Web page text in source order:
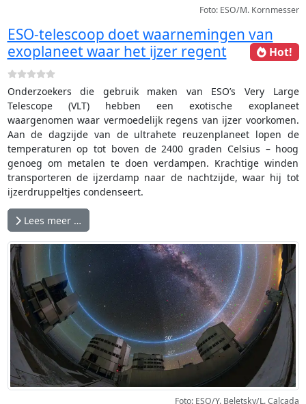
Foto: ESO/M. Kornmesser
ESO-telescoop doet waarnemingen van
exoplaneet waar het ijzer regent
Hot!
Onderzoekers die gebruik maken van ESO’s Very Large
Telescope (VLT) hebben een exotische exoplaneet
waargenomen waar vermoedelijk regens van ijzer voorkomen.
Aan de dagzijde van de ultrahete reuzenplaneet lopen de
temperaturen op tot boven de 2400 graden Celsius – hoog
genoeg om metalen te doen verdampen. Krachtige winden
transporteren de ijzerdamp naar de nachtzijde, waar hij tot
ijzerdruppeltjes condenseert.
Lees meer …
Foto: ESO/Y. Beletsky/L. Calçada